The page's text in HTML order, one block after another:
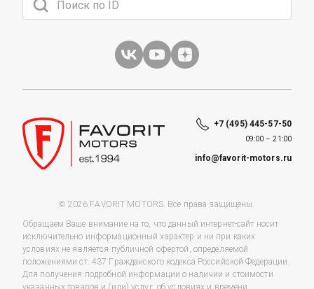
+7 (495) 445-57-50
09:00 – 21:00
info@favorit-motors.ru
© 2026 FAVORIT MOTORS. Все права защищены.
Обращаем Ваше внимание на то, что данный интернет-сайт носит
исключительно информационный характер и ни при каких
условиях не является публичной офертой, определяемой
положениями ст. 437 Гражданского кодекса Российской Федерации.
Для получения подробной информации о наличии и стоимости